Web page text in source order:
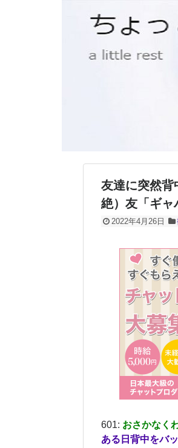
友達に突然背
絶）友「ギ
2022年4月26日
601: おさかなく
ある日背中をバ